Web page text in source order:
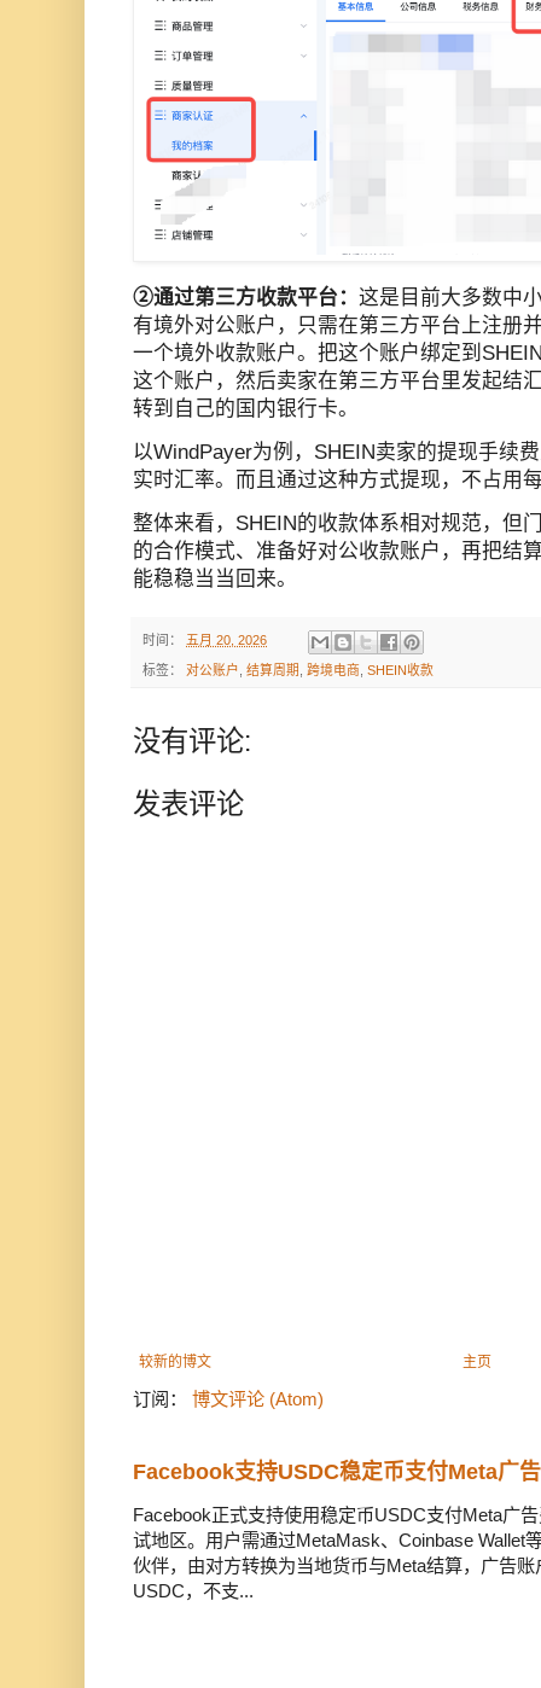
②通过第三方收款平台： 这是目前大多数中
有境外对公账户，只需在第三方平台上注册
一个境外收款账户。把这个账户绑定到
这个账户，然后卖家在第三方平台里发起结
转到自己的国内银行卡。
以WindPayer为例，SHEIN卖家的提现手续
实时汇率。而且通过这种方式提现，不占用
整体来看，SHEIN的收款体系相对规范，但
的合作模式、准备好对公收款账户，再把结
能稳稳当当回来。
时间： 五月 20, 2026
标签： 对公账户 结算周期 跨境电商 SHEIN收款
没有评论:
发表评论
较新的博文 主页
订阅： 博文评论 (Atom)
Facebook支持USDC稳定币支付Meta广
Facebook正式支持使用稳定币USDC支付Meta广
试地区。用户需通过MetaMask、Coinbase Wallet
伙伴，由对方转换为当地货币与Meta结算，广告
USDC，不支...